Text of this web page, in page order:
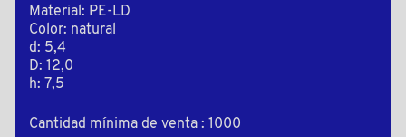
Material: PE-LD
Color: natural
d: 5,4
D: 12,0
h: 7,5
Cantidad mínima de venta : 1000